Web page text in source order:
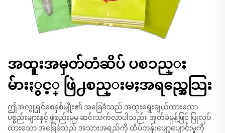
အထူးအမှတ်တံဆိပ် ပစၥည္း
မ်ားႏွင့္ ဖြဲ႕စည္းမႈအရည္အေသြး
ဤအလွူရှင်စေနှစ်မျိုး၏ အခြေခံသည် အထူးရွေးချယ်ထားသော
ပစ္စည်းများနှင့် ဖွဲ့စည်းမှုမှ ဆင်းသက်လာပါသည်။ အုတ်ခဲမှုန့်ဖြင့် ပြုလုပ်
ထားသော အခြေခံသည် အသားအရည်ကို ထိပ်တန်းပျော့ပျောင်းမှုကို